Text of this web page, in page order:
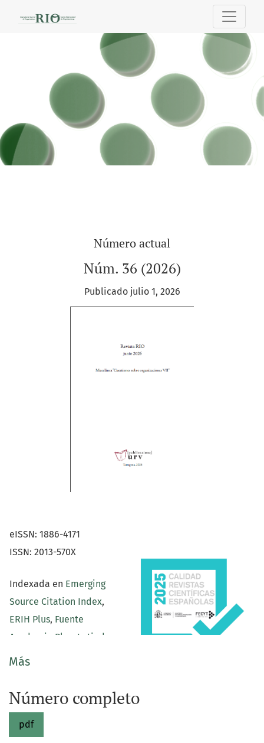
Revista Internacional de Organizaciones
Número actual
Núm. 36 (2026)
Publicado julio 1, 2026
eISSN: 1886-4171
ISSN: 2013-570X
Indexada en Emerging
Source Citation Index,
ERIH Plus, Fuente
Academia Plus
Latindex
International
Sciences
y
Más
Número completo
pdf